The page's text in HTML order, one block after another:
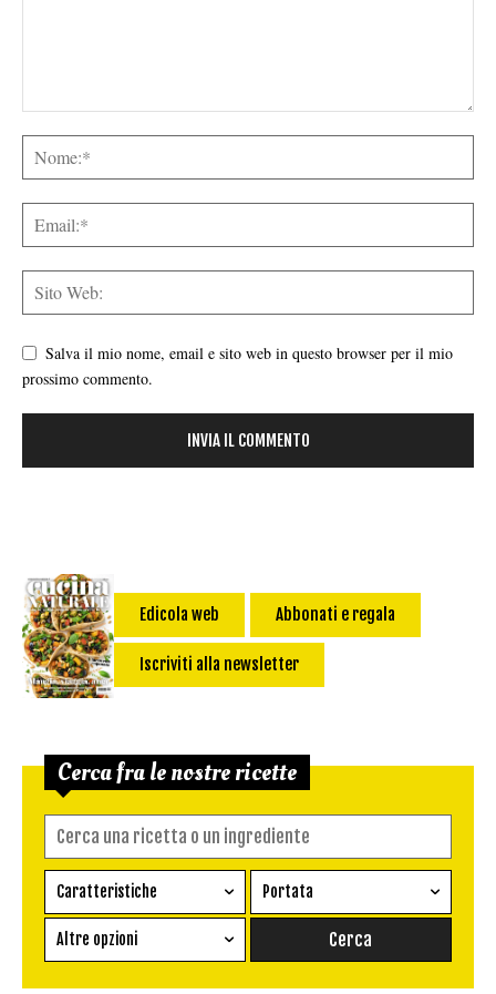
Salva il mio nome, email e sito web in questo browser per il mio
prossimo commento.
Edicola web Abbonati e regala
Iscriviti alla newsletter
Cerca fra le nostre ricette
Caratteristiche
Ricetta vegetariana
Senza glutine
Portata
Conserva
Altre opzioni